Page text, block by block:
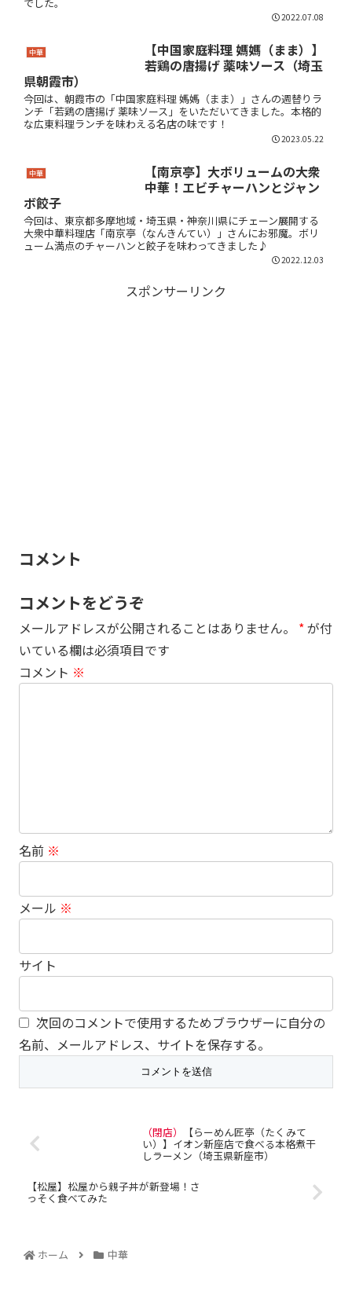
2022.07.08
中華
【中国家庭料理 媽媽（まま）】
若鶏の唐揚げ 薬味ソース（埼玉
県朝霞市）
今回は、朝霞市の「中国家庭料理 媽媽（まま）」さんの週替りラ
ンチ「若鶏の唐揚げ 薬味ソース」をいただいてきました。本格的
な広東料理ランチを味わえる名店の味です！
2023.05.22
中華
【南京亭】大ボリュームの大衆
中華！エビチャーハンとジャン
ボ餃子
今回は、東京都多摩地域・埼玉県・神奈川県にチェーン展開する
大衆中華料理店「南京亭（なんきんてい）」さんにお邪魔。ボリ
ューム満点のチャーハンと餃子を味わってきました♪
2022.12.03
スポンサーリンク
コメント
コメントをどうぞ
メールアドレスが公開されることはありません。 *が付
いている欄は必須項目です
コメント ※
名前 ※
メール ※
サイト
次回のコメントで使用するためブラウザーに自分の
名前、メールアドレス、サイトを保存する。
（閉店） 【らーめん匠亭（たくみて
い）】イオン新座店で食べる本格煮干
しラーメン（埼玉県新座市）
【松屋】松屋から親子丼が新登場！さ
っそく食べてみた
ホーム 中華